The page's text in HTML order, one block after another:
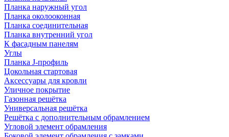
Планка наружный угол
Планка околооконная
Планка соединительная
Планка внутренний угол
К фасадным панелям
Углы
Планка J-профиль
Цокольная стартовая
Аксессуары для кровли
Уличное покрытие
Газонная решётка
Универсальная решётка
Решётка с дополнительным обрамлением
Угловой элемент обрамления